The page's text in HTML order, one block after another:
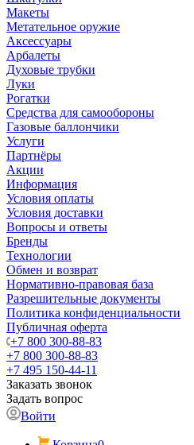
Макеты
Метательное оружие
Аксессуары
Арбалеты
Духовые трубки
Луки
Рогатки
Средства для самообороны
Газовые баллончики
Услуги
Партнёры
Акции
Информация
Условия оплаты
Условия доставки
Вопросы и ответы
Бренды
Технологии
Обмен и возврат
Нормативно-правовая база
Разрешительные документы
Политика конфиденциальности
Публичная оферта
+7 800 300-88-83
+7 800 300-88-83
+7 495 150-44-11
Заказать звонок
Задать вопрос
Войти